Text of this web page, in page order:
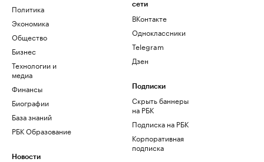
Политика
Экономика
Общество
Бизнес
Технологии и
медиа
Финансы
Биографии
База знаний
РБК Образование
Новости
сети
ВКонтакте
Одноклассники
Telegram
Дзен
Подписки
Скрыть баннеры
на РБК
Подписка на РБК
Корпоративная
подписка